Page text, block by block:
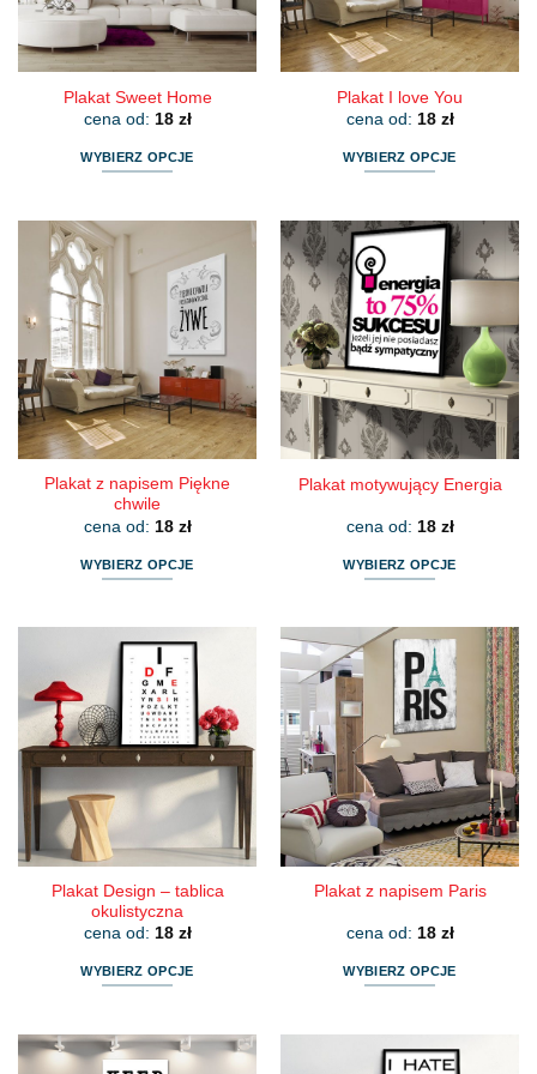
Plakat Sweet Home
cena od: 18 zł
WYBIERZ OPCJE
wariantów.
Opcje
można
wybrać
na
stronie
produktu
Plakat I love You
cena od: 18 zł
WYBIERZ OPCJE
ma
wariantów.
Opcje
można
wybrać
na
stronie
produktu
Plakat z napisem Piękne
chwile
cena od: 18 zł
WYBIERZ OPCJE
ma
wiele
wariantów.
Opcje
można
wybrać
na
stronie
produktu
Plakat motywujący Energia
cena od: 18 zł
WYBIERZ OPCJE
ma
wiele
wariantów.
Opcje
można
wybrać
na
stronie
produktu
Plakat Design – tablica
okulistyczna
cena od: 18 zł
WYBIERZ OPCJE
ma
Plakat z napisem Paris
cena od: 18 zł
WYBIERZ OPCJE
ma